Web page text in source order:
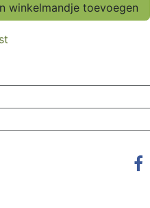
winkelmandje toevoegen